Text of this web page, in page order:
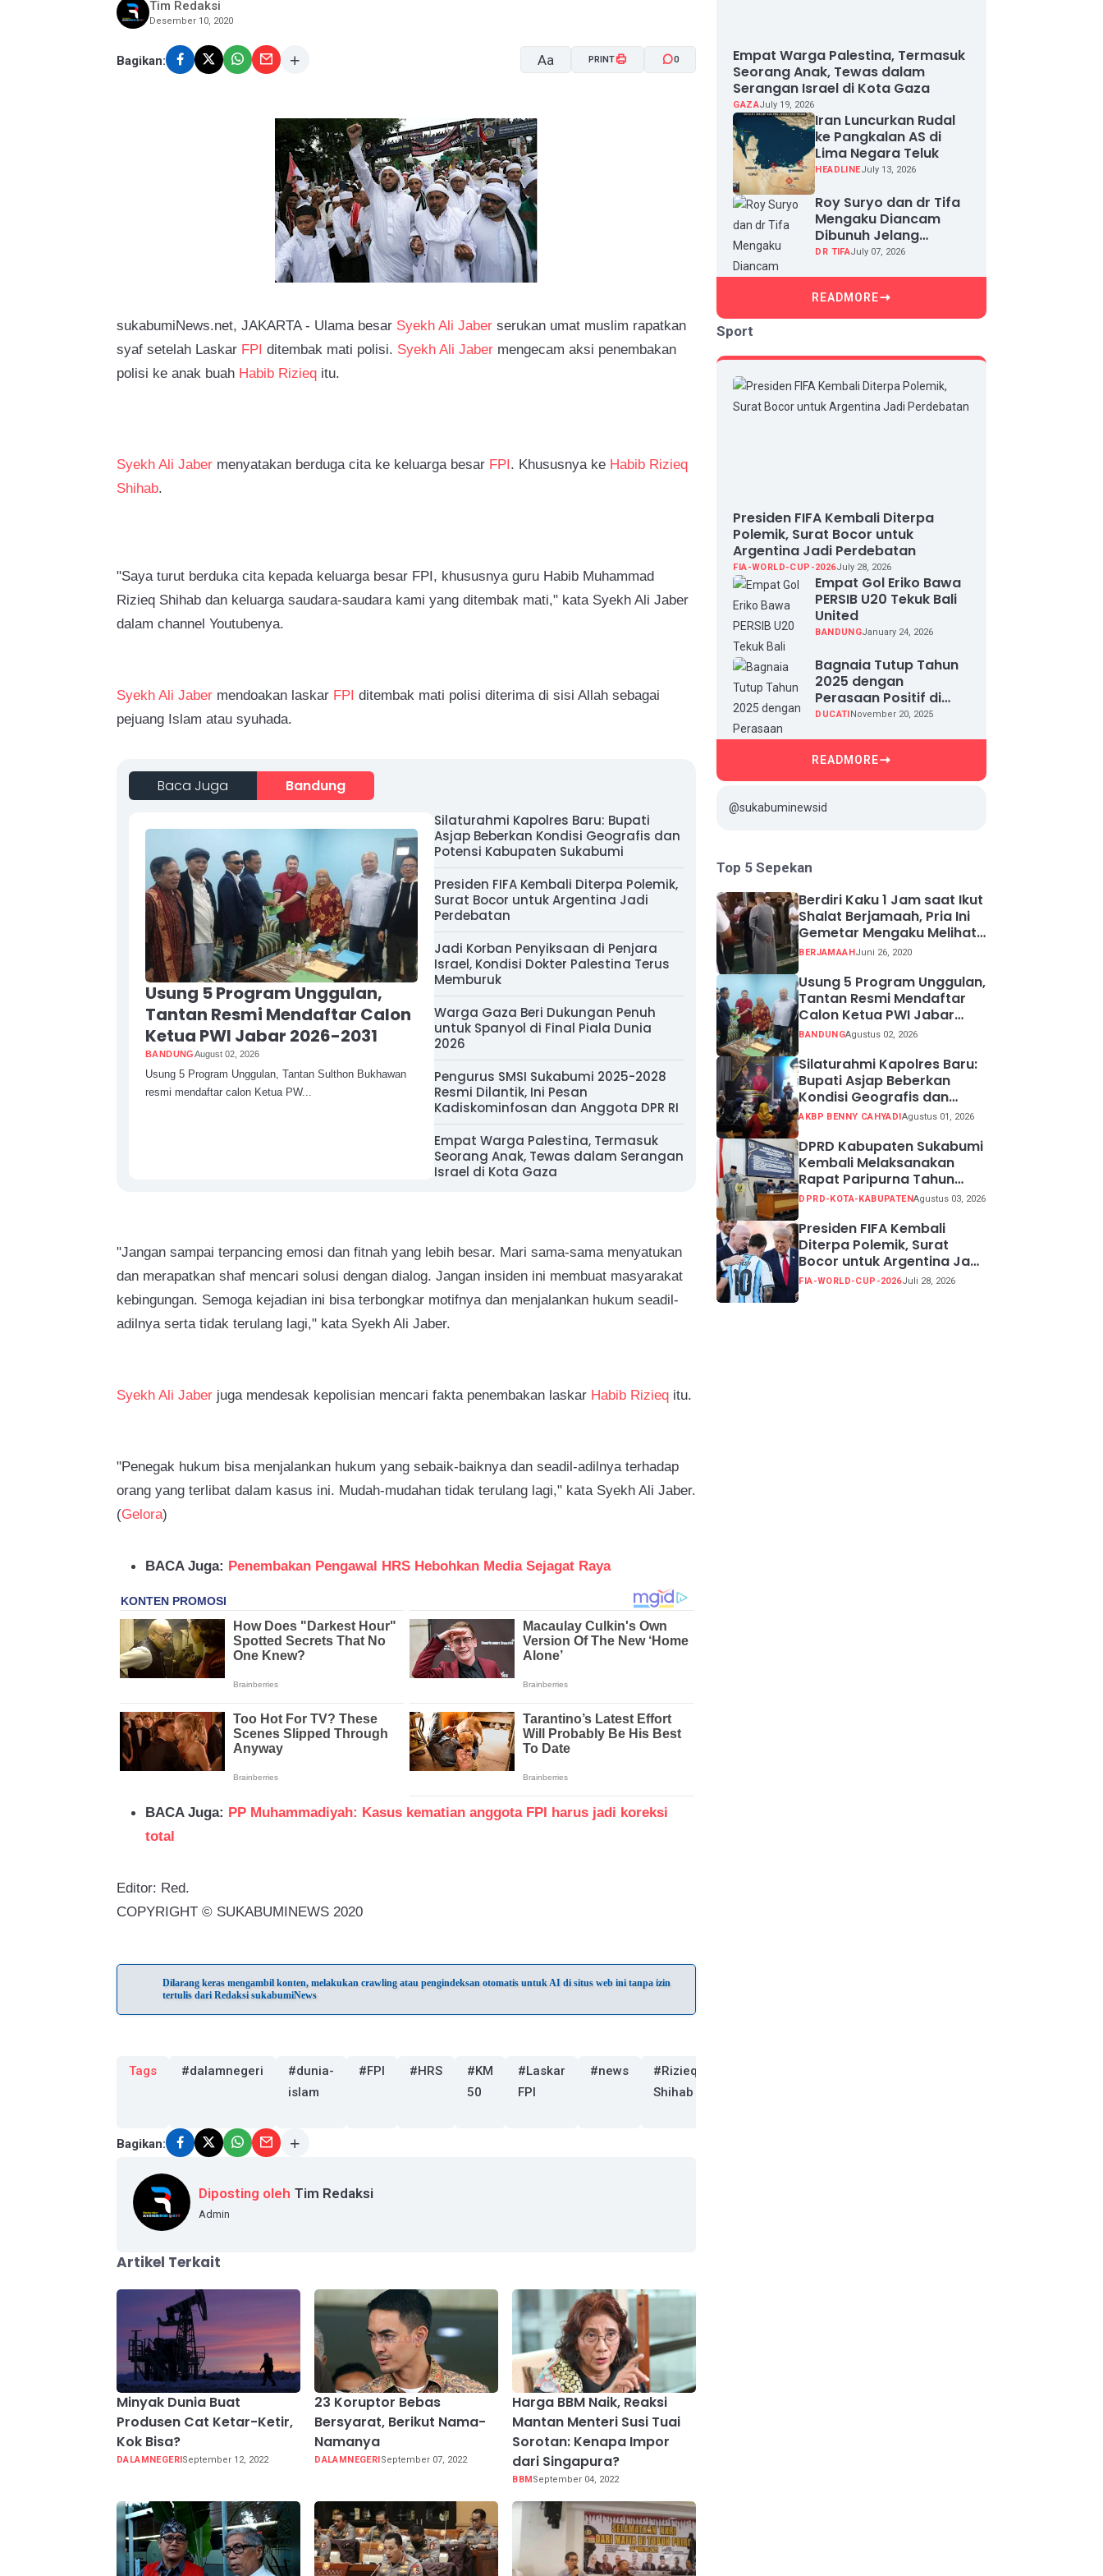
Tim Redaksi
Desember 10, 2020
Bagikan: Aa PRINT 0
sukabumiNews.net, JAKARTA - Ulama besar Syekh Ali Jaber serukan umat muslim rapatkan
syaf setelah Laskar FPI ditembak mati polisi. Syekh Ali Jaber mengecam aksi penembakan
polisi ke anak buah Habib Rizieq itu.
Syekh Ali Jaber menyatakan berduga cita ke keluarga besar FPI. Khususnya ke Habib Rizieq
Shihab.
"Saya turut berduka cita kepada keluarga besar FPI, khususnya guru Habib Muhammad
Rizieq Shihab dan keluarga saudara-saudara kami yang ditembak mati," kata Syekh Ali Jaber
dalam channel Youtubenya.
Syekh Ali Jaber mendoakan laskar FPI ditembak mati polisi diterima di sisi Allah sebagai
pejuang Islam atau syuhada.
Baca Juga Bandung
Usung 5 Program Unggulan,
Tantan Resmi Mendaftar Calon
Ketua PWI Jabar 2026-2031
BANDUNGAugust 02, 2026
Usung 5 Program Unggulan, Tantan Sulthon Bukhawan
resmi mendaftar calon Ketua PW...
Silaturahmi Kapolres Baru: Bupati
Asjap Beberkan Kondisi Geografis dan
Potensi Kabupaten Sukabumi
Presiden FIFA Kembali Diterpa Polemik,
Surat Bocor untuk Argentina Jadi
Perdebatan
Jadi Korban Penyiksaan di Penjara
Israel, Kondisi Dokter Palestina Terus
Memburuk
Warga Gaza Beri Dukungan Penuh
untuk Spanyol di Final Piala Dunia
2026
Pengurus SMSI Sukabumi 2025-2028
Resmi Dilantik, Ini Pesan
Kadiskominfosan dan Anggota DPR RI
Empat Warga Palestina, Termasuk
Seorang Anak, Tewas dalam Serangan
Israel di Kota Gaza
"Jangan sampai terpancing emosi dan fitnah yang lebih besar. Mari sama-sama menyatukan
dan merapatkan shaf mencari solusi dengan dialog. Jangan insiden ini membuat masyarakat
kebingungan. Semoga kejadian ini bisa terbongkar motifnya dan menjalankan hukum seadil-
adilnya serta tidak terulang lagi," kata Syekh Ali Jaber.
Syekh Ali Jaber juga mendesak kepolisian mencari fakta penembakan laskar Habib Rizieq itu.
"Penegak hukum bisa menjalankan hukum yang sebaik-baiknya dan seadil-adilnya terhadap
orang yang terlibat dalam kasus ini. Mudah-mudahan tidak terulang lagi," kata Syekh Ali Jaber.
(Gelora)
BACA Juga: Penembakan Pengawal HRS Hebohkan Media Sejagat Raya
BACA Juga: PP Muhammadiyah: Kasus kematian anggota FPI harus jadi koreksi
total
Editor: Red.
COPYRIGHT © SUKABUMINEWS 2020
Dilarang keras mengambil konten, melakukan crawling atau pengindeksan otomatis untuk AI di situs web ini tanpa izin
tertulis dari Redaksi sukabumiNews
Tags #dalamnegeri
#dunia-
islam
#FPI #HRS
#KM
50
#Laskar
FPI
#news
#Rizieq
Shihab
Bagikan:
Diposting oleh Tim Redaksi
Admin
Artikel Terkait
Minyak Dunia Buat
Produsen Cat Ketar-Ketir,
Kok Bisa?
DALAMNEGERI September 12, 2022
23 Koruptor Bebas
Bersyarat, Berikut Nama-
Namanya
DALAMNEGERI September 07, 2022
Harga BBM Naik, Reaksi
Mantan Menteri Susi Tuai
Sorotan: Kenapa Impor
dari Singapura?
BBM September 04, 2022
Empat Warga Palestina, Termasuk
Seorang Anak, Tewas dalam
Serangan Israel di Kota Gaza
GAZAJuly 19, 2026
Iran Luncurkan Rudal
ke Pangkalan AS di
Lima Negara Teluk
HEADLINEJuly 13, 2026
Roy Suryo dan dr Tifa
Mengaku Diancam
Dibunuh Jelang
Sidang, Klaim Ada
DR TIFAJuly 07, 2026
READMORE
Sport
Presiden FIFA Kembali Diterpa
Polemik, Surat Bocor untuk
Argentina Jadi Perdebatan
FIA-WORLD-CUP-2026July 28, 2026
Empat Gol Eriko Bawa
PERSIB U20 Tekuk Bali
United
BANDUNGJanuary 24, 2026
Bagnaia Tutup Tahun
2025 dengan
Perasaan Positif di
Valencia Test
DUCATINovember 20, 2025
READMORE
@sukabuminewsid
Top 5 Sepekan
Berdiri Kaku 1 Jam saat Ikut
Shalat Berjamaah, Pria Ini
Gemetar Mengaku Melihat
Api ketika Sadar
BERJAMAAHJuni 26, 2020
Usung 5 Program Unggulan,
Tantan Resmi Mendaftar
Calon Ketua PWI Jabar
2026-2031
BANDUNGAgustus 02, 2026
Silaturahmi Kapolres Baru:
Bupati Asjap Beberkan
Kondisi Geografis dan
Potensi Kabupaten
AKBP BENNY CAHYADIAgustus 01, 2026
DPRD Kabupaten Sukabumi
Kembali Melaksanakan
Rapat Paripurna Tahun
Sidang 2026
DPRD-KOTA-KABUPATENAgustus 03, 2026
Presiden FIFA Kembali
Diterpa Polemik, Surat
Bocor untuk Argentina Jadi
Perdebatan
FIA-WORLD-CUP-2026Juli 28, 2026